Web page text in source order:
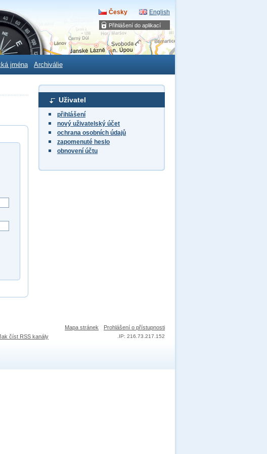
Přihlášení do aplikací
Česky English
jména Archiválie
Uživatel
přihlášení
nový uživatelský účet
ochrana osobních údajů
zapomenuté heslo
obnovení účtu
Mapa stránek Prohlášení o přístupnosti
IP: 216.73.217.152
číst RSS kanály